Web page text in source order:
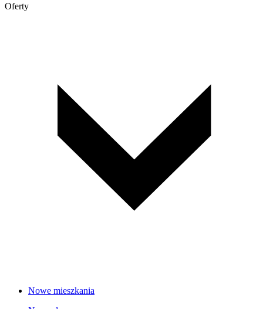
Oferty
Nowe mieszkania